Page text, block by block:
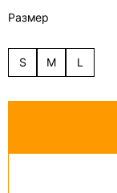
Размер
S M L